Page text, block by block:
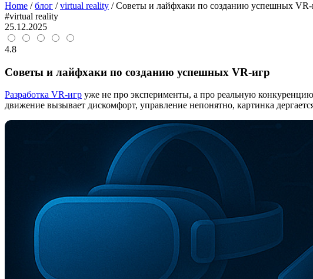
Home /блог /virtual reality /Советы и лайфхаки по созданию успешных VR-
#virtual reality
25.12.2025
4.8
Советы и лайфхаки по созданию успешных VR-игр
Разработка VR-игр уже не про эксперименты, а про реальную
движение вызывает дискомфорт, управление непонятно, картинка